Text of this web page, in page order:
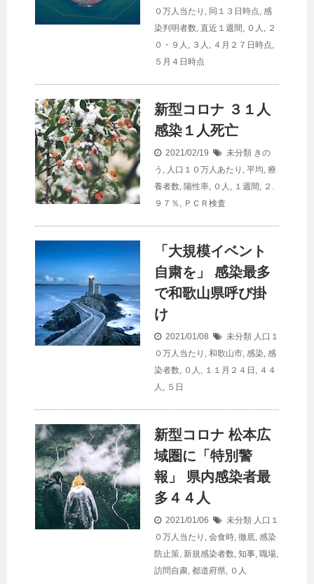
０万人当たり , 同１３日時点, 感
染判明者数, 直近１週間 , ０人 , ２
０・９人 , ３人 , ４月２７日時点,
５月４日時点
新型コロナ ３１人
感染１人死亡
2021/02/19 未分類 きの
う , 人口１０万人あたり , 平均, 療
養者数, 陽性率, ０人 , １週間 , ２.
９７％ , ＰＣＲ検査
「大規模イベント
自粛を」 感染最多
で和歌山県呼び掛
け
2021/01/08 未分類 人口１
０万人当たり , 和歌山市, 感染, 感
染者数, ０人 , １１月２４日 , ４４
人 , ５日
新型コロナ 松本広
域圏に「特別警
報」 県内感染者最
多４４人
2021/01/06 未分類 人口１
０万人当たり , 会食時, 徹底, 感染
防止策, 新規感染者数, 知事, 職場,
訪問自粛, 都道府県, ０人